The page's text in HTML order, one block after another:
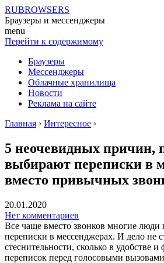
RUBROWSERS
Браузеры и мессенджеры
menu
Перейти к содержимому
Браузеры
Мессенджеры
Облачные хранилища
Новости
Реклама на сайте
Главная › Интересное ›
5 неочевидных причин,
выбирают переписки в
вместо привычных
20.01.2020
Нет комментариев
Все чаще вместо звонков многие люди
переписки в мессенджерах. И дело не
стеснительности, сколько в удобстве
переписок перед голосовыми